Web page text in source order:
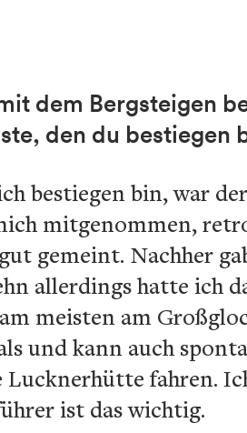
dem Bergsteigen
den du bestiegen
bestiegen bin, war
mitgenommen,
gemeint. Nachher
allerdings hatte ich
meisten am
und kann auch
fahren.
ist das wichtig.